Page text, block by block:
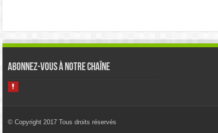
Abonnez-vous à notre chaîne
© Copyright 2017 Tous droits réservés